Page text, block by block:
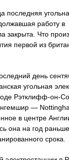
последняя
работу в
закрыта. Что
первой из
день
угольная
Рэтклифф-он-
—
в центре
она на год раньше
срока.